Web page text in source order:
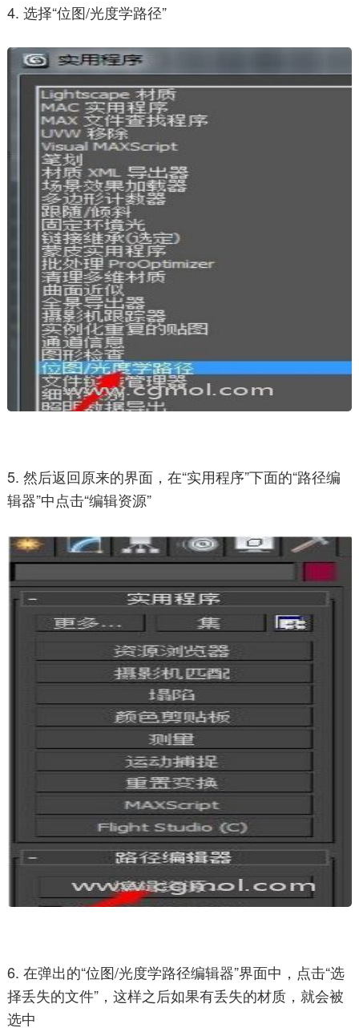
4. 选择“位图/光度学路径”
5. 然后返回原来的界面，在“实用程序”下面的“路径编
辑器”中点击“编辑资源”
6. 在弹出的“位图/光度学路径编辑器”界面中，点击“选
择丢失的文件”，这样之后如果有丢失的材质，就会被
选中